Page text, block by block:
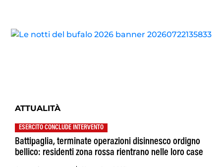
ATTUALITÀ
ESERCITO CONCLUDE INTERVENTO
Battipaglia, terminate operazioni disinnesco ordigno
bellico: residenti zona rossa rientrano nelle loro case